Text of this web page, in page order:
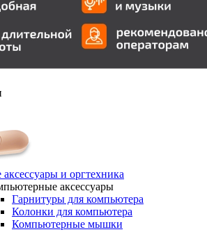
и оргтехника
аксессуары
Гарнитуры для компьютера
Колонки для компьютера
Компьютерные мышки